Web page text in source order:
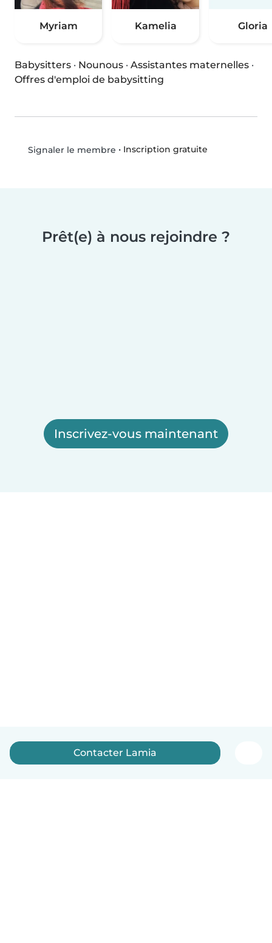
Myriam Kamelia Gloria
Babysitters · Nounous · Assistantes maternelles ·
Offres d'emploi de babysitting
Signaler le membre • Inscription gratuite
Prêt(e) à nous rejoindre ?
Inscrivez-vous maintenant
Contacter Lamia